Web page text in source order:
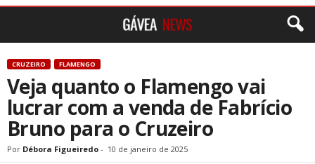
CRUZEIRO FLAMENGO
Veja quanto o Flamengo vai
lucrar com a venda de Fabrício
Bruno para o Cruzeiro
Por Débora Figueiredo - 10 de janeiro de 2025